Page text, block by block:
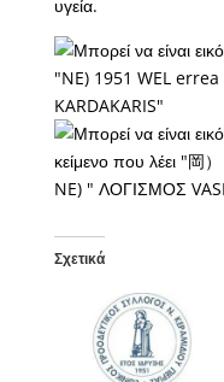
υγεία.
Σχετικά